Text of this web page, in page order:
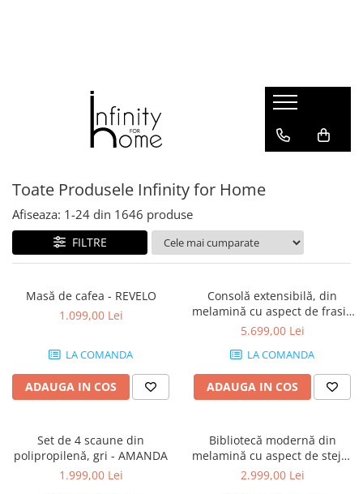
Biblioteci și rafturi
Masute auxiliare
Covoare living
Fotolii
Taburete și pufi
Masute de cafea
Mobila dormitor
Covoare dormitor
Fotolii dormitor
Mobila dining
Console extensibile
Toate Produsele Infinity for Home
Afiseaza: 1-24 din 1646 produse
FILTRE
Masă de cafea - REVELO
1.099,00 Lei
LA COMANDA
ADAUGA IN COS
Consolă extensibilă, din
melamină cu aspect de frasin
alb - ANGELICA
5.699,00 Lei
LA COMANDA
ADAUGA IN COS
Set de 4 scaune din
polipropilenă, gri - AMANDA
1.999,00 Lei
Bibliotecă modernă din
melamină cu aspect de stejar
- RACHELE
2.999,00 Lei